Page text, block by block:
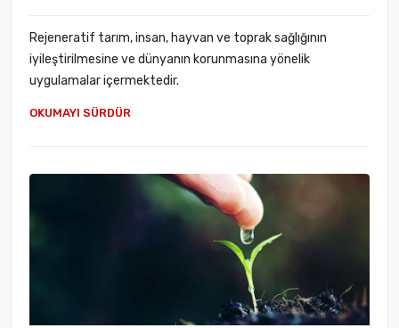
Rejeneratif tarım, insan, hayvan ve toprak sağlığının
iyileştirilmesine ve dünyanın korunmasına yönelik
uygulamalar içermektedir.
OKUMAYI SÜRDÜR